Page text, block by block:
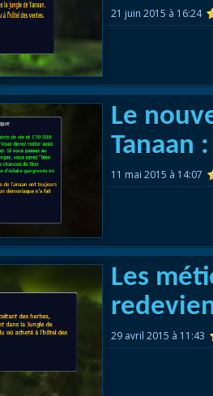
21 juin 2015 à 16:24
Le
Tanaan
11 mai 2015 à 14:07
Les
29 avril 2015 à 11:43